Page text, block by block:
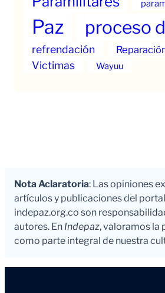
Paz proceso
refrendación
Victimas
Wayuu
Nota Aclaratoria: Las opiniones
artículos y publicaciones del
indepaz.org.co son
autores. En Indepaz, valoramos la
como parte integral de nuestra